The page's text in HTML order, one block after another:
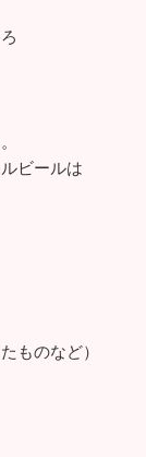
ビールは
ものなど）